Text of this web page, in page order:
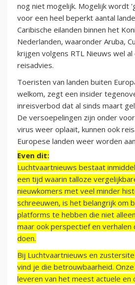
nog niet mogelijk. Mogelijk wordt
voor een heel beperkt aantal
Caribische eilanden binnen het
Nederlanden, waaronder Aruba,
krijgen volgens RTL Nieuws wel
reisadvies.
Toeristen van landen buiten
welkom, zegt een insider
inreisverbod dat al sinds maart
De versoepelingen zijn onder
virus weer oplaait, kunnen ook
Europese landen weer worden
Even dit:
Luchtvaartnieuws bestaat
een tijd waarin talloze
nieuwkomers met veel minder
schreeuwen, is het belangrijk om
platforms te hebben die niet
maar ook perspectief en verhalen
doen.
Bij Luchtvaartnieuws en
vind je die betrouwbaarheid.
leveren van het meest actuele en